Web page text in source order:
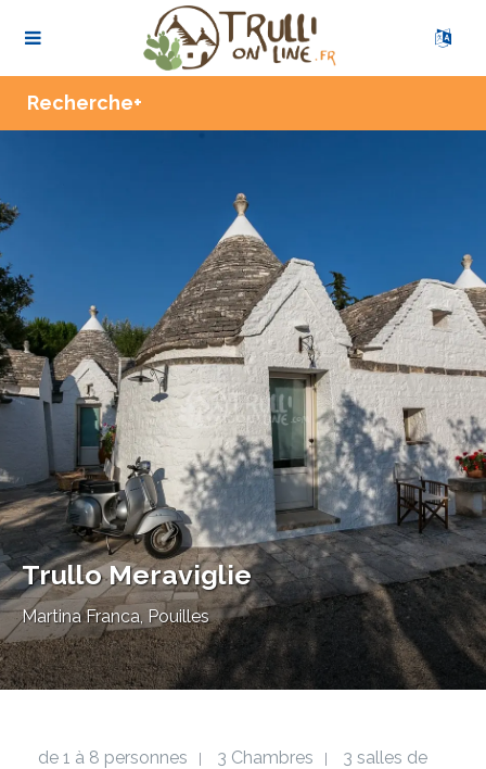
Recherche+
Trullo Meraviglie
Martina Franca, Pouilles
de 1 à 8 personnes 3 Chambres
3 salles de